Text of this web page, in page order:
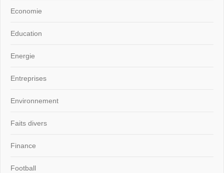
Economie
Education
Energie
Entreprises
Environnement
Faits divers
Finance
Football